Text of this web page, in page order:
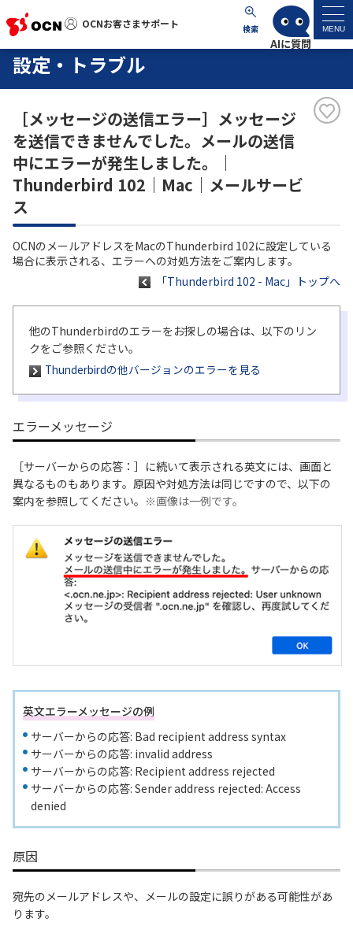
OCNお客さまサポート 検索 MENU
OCNお客さまサポート
サポートトップ
サービス名から探す
工事・故障情報
お問い合わせ
お知らせ
NTTドコモビジネスのお客さ
まはこちら
工事・故障情報通知
サービス
OCN サービス一覧
設定・トラブル
［メッセージの送信エラー］メッセージ
を送信できませんでした。メールの送信
中にエラーが発生しました。｜
Thunderbird 102｜Mac｜メールサービ
ス
OCNのメールアドレスをMacのThunderbird 102に設定している
場合に表示される、エラーへの対処方法をご案内します。
「Thunderbird 102 - Mac」トップへ
他のThunderbirdのエラーをお探しの場合は、以下のリン
クをご参照ください。
Thunderbirdの他バージョンのエラーを見る
エラーメッセージ
［サーバーからの応答：］に続いて表示される英文には、画面と
異なるものもあります。原因や対処方法は同じですので、以下の
案内を参照してください。 ※画像は一例です。
英文エラーメッセージの例
サーバーからの応答: Bad recipient address syntax
サーバーからの応答: invalid address
サーバーからの応答: Recipient address rejected
サーバーからの応答: Sender address rejected: Access
denied
原因
宛先のメールアドレスや、メールの設定に誤りがある可能性があ
ります。